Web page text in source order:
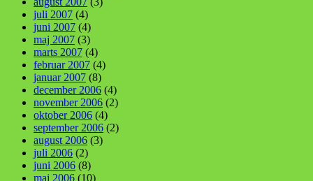
juli 2007 (4)
juni 2007 (4)
maj 2007 (3)
marts 2007 (4)
februar 2007 (4)
januar 2007 (8)
december 2006 (4)
november 2006 (2)
oktober 2006 (4)
september 2006 (2)
august 2006 (3)
juli 2006 (2)
juni 2006 (8)
maj 2006 (10)